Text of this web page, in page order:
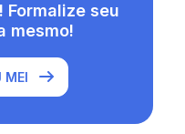
Formalize seu
mesmo!
MEI